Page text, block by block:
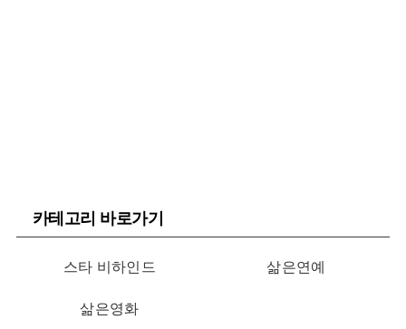
카테고리 바로가기
스타 비하인드 삶은연예
삶은영화